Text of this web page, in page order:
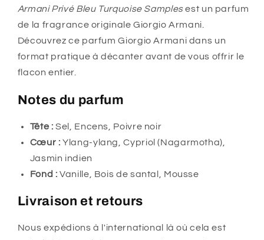
Armani Privé Bleu Turquoise Samplesest un parfum
de la fragrance originale Giorgio Armani.
Découvrez ce parfum Giorgio Armani dans un
format pratique à décanter avant de vous offrir le
flacon entier.
Notes du parfum
Tête : Sel, Encens, Poivre noir
Cœur : Ylang-ylang, Cypriol (Nagarmotha),
Jasmin indien
Fond : Vanille, Bois de santal, Mousse
Livraison et retours
Nous expédions à l'international là où cela est